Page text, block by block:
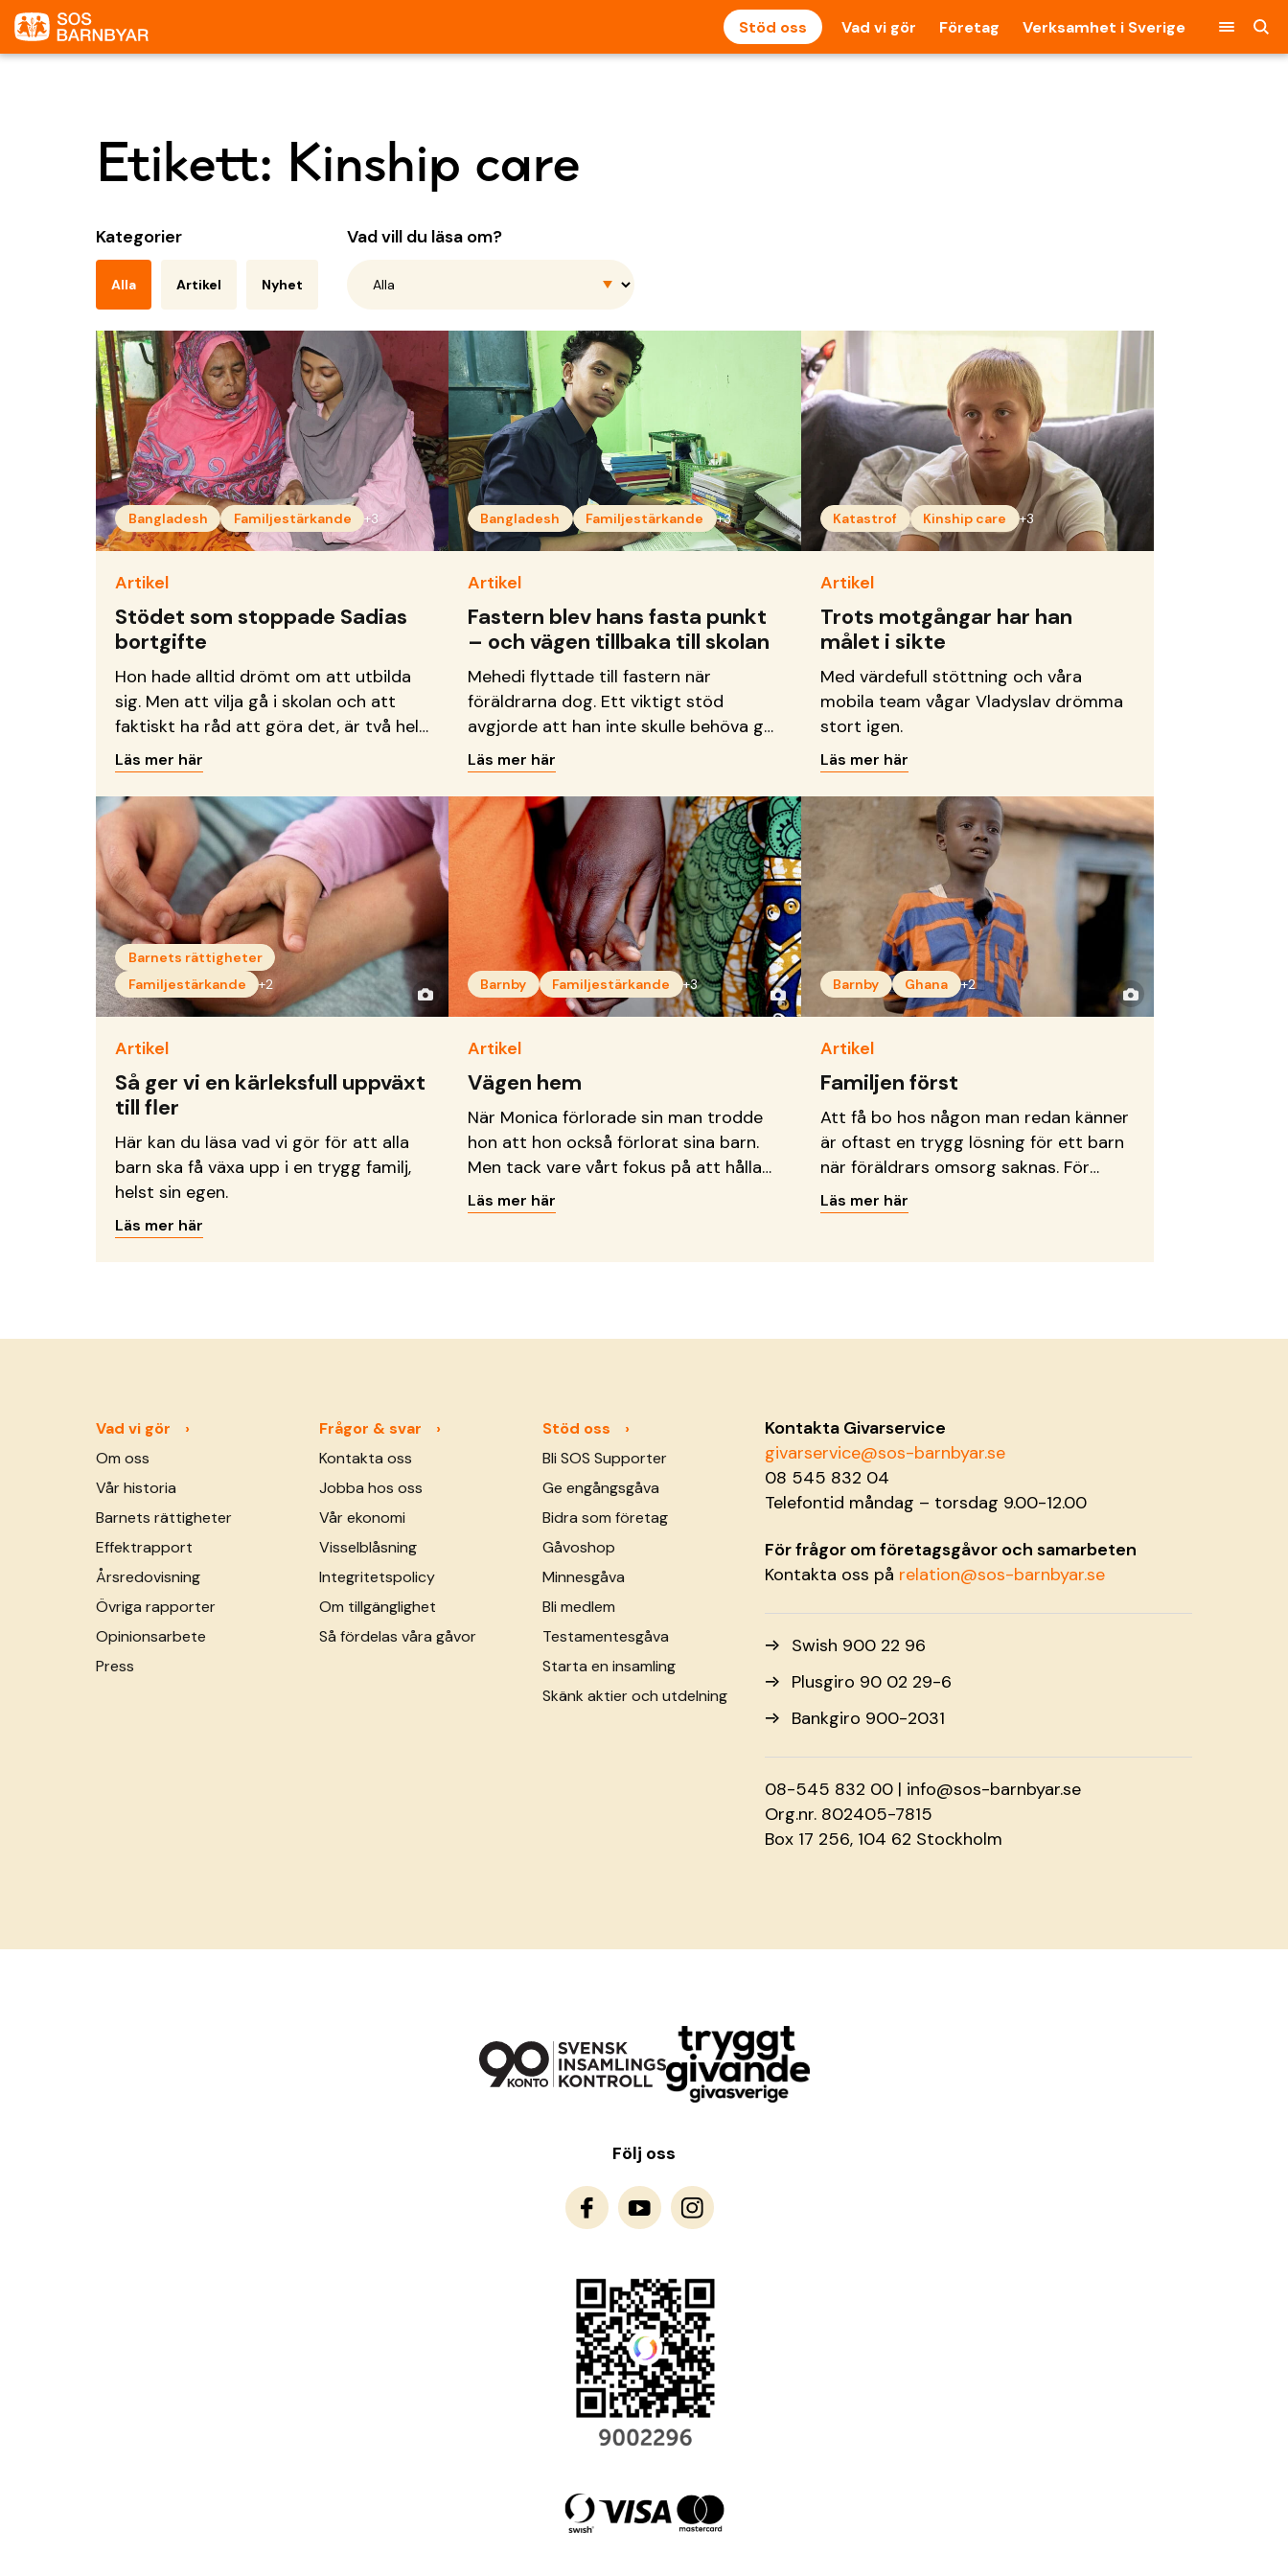
Stöd oss Vad vi gör Företag Verksamhet i Sverige
Etikett: Kinship care
Kategorier
Alla Artikel Nyhet
Vad vill du läsa om?
Bangladesh Familjestärkande +3
Artikel
Stödet som stoppade Sadias
bortgifte
Hon hade alltid drömt om att utbilda
sig. Men att vilja gå i skolan och att
faktiskt ha råd att göra det, är två helt
olika saker.
Läs mer här
Bangladesh Familjestärkande +3
Artikel
Fastern blev hans fasta punkt
– och vägen tillbaka till skolan
Mehedi flyttade till fastern när
föräldrarna dog. Ett viktigt stöd
avgjorde att han inte skulle behöva ge
upp sin framtidsdröm.
Läs mer här
Katastrof Kinship care +3
Artikel
Trots motgångar har han
målet i sikte
Med värdefull stöttning och våra
mobila team vågar Vladyslav drömma
stort igen.
Läs mer här
Barnets rättigheter
Familjestärkande
+2
Artikel
Så ger vi en kärleksfull uppväxt
till fler
Här kan du läsa vad vi gör för att alla
barn ska få växa upp i en trygg familj,
helst sin egen.
Läs mer här
Barnby Familjestärkande +3
Artikel
Vägen hem
När Monica förlorade sin man trodde
hon att hon också förlorat sina barn.
Men tack vare vårt fokus på att hålla
ihop familjer har hon nu alla barnen
samlade igen.
Läs mer här
Barnby Ghana +2
Artikel
Familjen först
Att få bo hos någon man redan känner
är oftast en trygg lösning för ett barn
när föräldrars omsorg saknas. För
Hamid blev den tryggheten hans
farmor.
Läs mer här
Vad vi gör
Om oss
Vår historia
Barnets rättigheter
Effektrapport
Årsredovisning
Övriga rapporter
Opinionsarbete
Press
Frågor & svar
Kontakta oss
Jobba hos oss
Vår ekonomi
Visselblåsning
Integritetspolicy
Om tillgänglighet
Så fördelas våra gåvor
Stöd oss
Bli SOS Supporter
Ge engångsgåva
Bidra som företag
Gåvoshop
Minnesgåva
Bli medlem
Testamentesgåva
Starta en insamling
Skänk aktier och utdelning
Kontakta Givarservice
givarservice@sos-barnbyar.se
08 545 832 04
Telefontid måndag – torsdag 9.00-12.00
För frågor om företagsgåvor och samarbeten
Kontakta oss på relation@sos-barnbyar.se
Swish 900 22 96
Plusgiro 90 02 29-6
Bankgiro 900-2031
08-545 832 00 | info@sos-barnbyar.se
Org.nr. 802405-7815
Box 17 256, 104 62 Stockholm
Följ oss